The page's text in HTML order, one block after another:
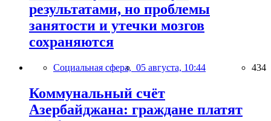
результатами, но проблемы
занятости и утечки мозгов
сохраняются
Социальная сфера, 05 августа, 10:44 434
Коммунальный счёт
Азербайджана: граждане платят